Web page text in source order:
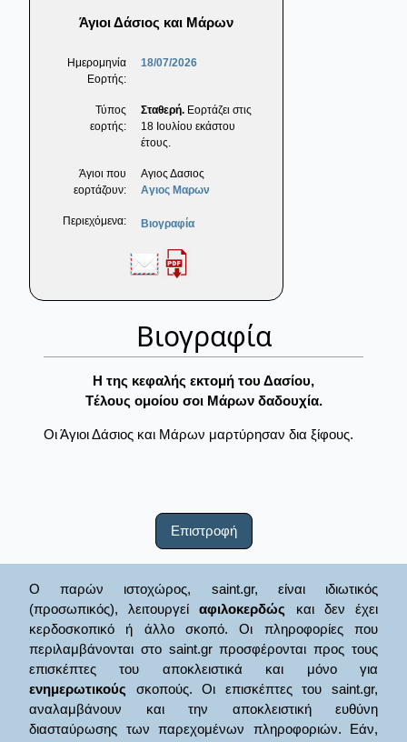
Άγιοι Δάσιος και Μάρων
Ημερομηνία
Εορτής:
18/07/2026
Τύπος
εορτής:
Σταθερή. Εορτάζει στις
18 Ιουλίου εκάστου
έτους.
Άγιοι που
εορτάζουν:
Αγιος Δασιος
Αγιος Μαρων
Περιεχόμενα: Βιογραφία
Βιογραφία
H της κεφαλής εκτομή του Δασίου,
Tέλους ομοίου σοι Mάρων δαδουχία.
Οι Άγιοι Δάσιος και Μάρων μαρτύρησαν δια ξίφους.
Επιστροφή
Ο παρών ιστοχώρος, saint.gr, είναι ιδιωτικός
(προσωπικός), λειτουργείαφιλοκερδώς και δεν έχει
κερδοσκοπικό ή άλλο σκοπό. Οι πληροφορίες που
περιλαμβάνονται στο saint.gr προσφέρονται προς τους
επισκέπτες του αποκλειστικά και μόνο για
ενημερωτικούς σκοπούς. Οι επισκέπτες του saint.gr,
αναλαμβάνουν και την αποκλειστική ευθύνη
διασταύρωσης των παρεχομένων πληροφοριών. Εάν,